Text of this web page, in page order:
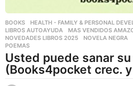
BOOKS ,HEALTH - FAMILY & PERSONAL
LIBROS AUTOAYUDA
,MAS VENDIDOS
NOVEDADES LIBROS 2025
,NOVELA NEGRA
POEMAS
Usted puede sanar
(Books4pocket crec.